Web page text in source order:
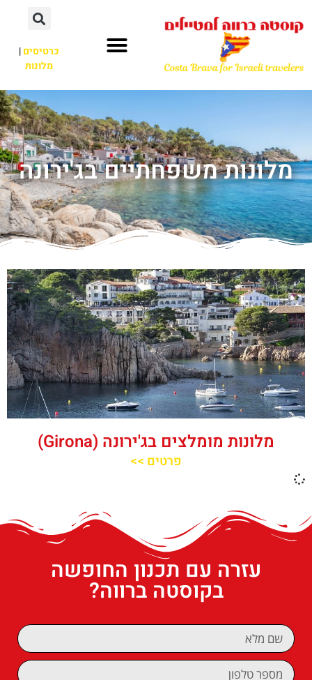
כרטיסים|
מלונות
מלונות משפחתיים בג'ירונה
מלונות מומלצים בג'ירונה (Girona)
פרטים >>
עזרה עם תכנון החופשה
בקוסטה ברווה?